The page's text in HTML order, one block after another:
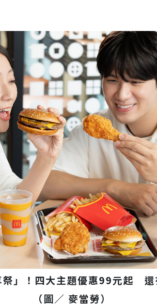
」！四大主題優惠99元起 還
（圖／ 麥當勞）